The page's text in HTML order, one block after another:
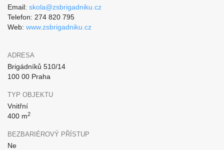
Email: skola@zsbrigadniku.cz
Telefon: 274 820 795
Web: www.zsbrigadniku.cz
ADRESA
Brigádníků 510/14
100 00 Praha
TYP OBJEKTU
Vnitřní
400 m2
BEZBARIÉROVÝ PŘÍSTUP
Ne